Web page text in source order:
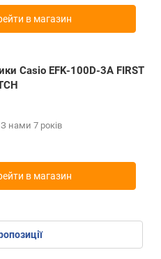
в магазин
Casio EFK-100D-3A FIRST
З нами 7 років
в магазин